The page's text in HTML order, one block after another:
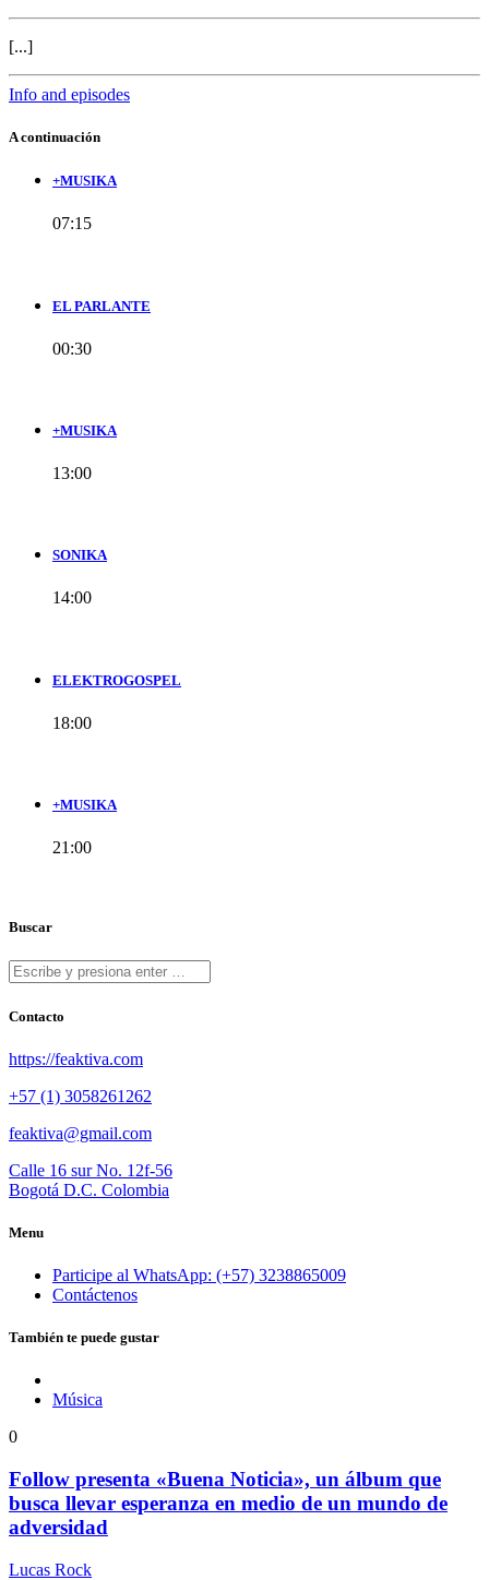
[...]
Info and episodes
A continuación
+MUSIKA
07:15
EL PARLANTE
00:30
+MUSIKA
13:00
SONIKA
14:00
ELEKTROGOSPEL
18:00
+MUSIKA
21:00
Buscar
Contacto
https://feaktiva.com
+57 (1) 3058261262
feaktiva@gmail.com
Calle 16 sur No. 12f-56
Bogotá D.C. Colombia
Menu
Participe al WhatsApp: (+57) 3238865009
Contáctenos
También te puede gustar
Música
0
Follow presenta «Buena Noticia», un álbum que
busca llevar esperanza en medio de un mundo de
adversidad
Lucas Rock